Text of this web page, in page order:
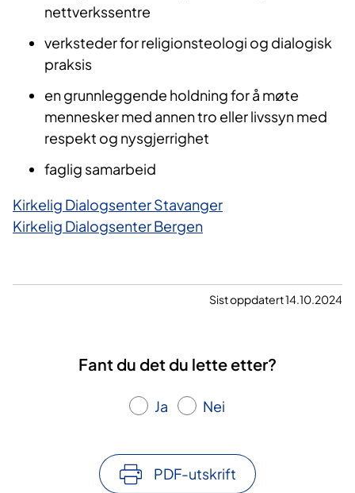
nettverkssentre
verksteder for religionsteologi og dialogisk
praksis
en grunnleggende holdning for å møte
mennesker med annen tro eller livssyn med
respekt og nysgjerrighet
faglig samarbeid
Kirkelig Dialogsenter Stavanger
Kirkelig Dialogsenter Bergen
Sist oppdatert 14.10.2024
Fant du det du lette etter?
Ja Nei
PDF-utskrift